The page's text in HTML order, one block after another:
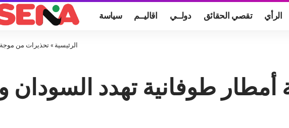
سياسة اقاليــم دولــي تقصي الحقائق الرأي
الرئيسية »تحذيرات من موجة
طوفانية تهدد السودان